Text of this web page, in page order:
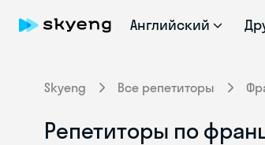
Английский
Skyeng Все репетиторы
Репетиторы по